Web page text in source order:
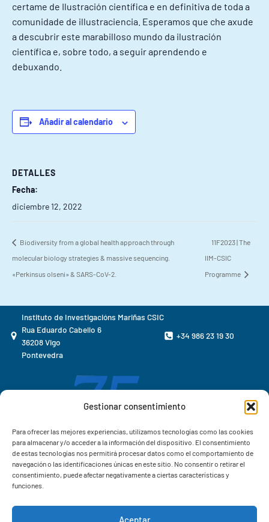
Gestionar consentimiento
Para ofrecer las mejores experiencias, utilizamos tecnologías como las cookies
para almacenar y/o acceder a la información del dispositivo. El consentimiento
de estas tecnologías nos permitirá procesar datos como el comportamiento de
navegación o las identificaciones únicas en este sitio. No consentir o retirar el
consentimiento, puede afectar negativamente a ciertas características y
funciones.
Aceptar
certame de Ilustración científica e en definitiva de toda a
comunidade de illustraciencia. Esperamos que che axude
a descubrir este marabilloso mundo da ilustración
científica e, sobre todo, a seguir aprendendo e
debuxando.
Añadir al calendario
DETALLES
Fecha:
diciembre 12, 2022
Biodiversity from a global health approach through
molecular biology strategies & massive sequencing.
«Perkinsus olseni» & SARS-CoV-2.
11F2023 | The
IIM-CSIC
Programme
Instituto de Investigacións Mariñas CSIC
Rua Eduardo Cabello 6
36208 Vigo
Pontevedra
+34 986 23 19 30